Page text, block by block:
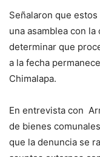
Señalaron que
una asamblea con
determinar que
a la fecha
Chimalapa.
En entrevista con
de bienes
que la denuncia se